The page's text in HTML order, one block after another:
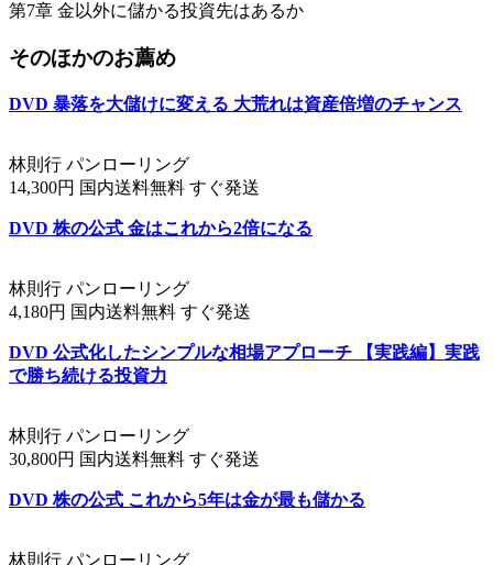
第7章 金以外に儲かる投資先はあるか
そのほかのお薦め
DVD 暴落を大儲けに変える 大荒れは資産倍増のチャンス
林則行 パンローリング
14,300円 国内送料無料 すぐ発送
DVD 株の公式 金はこれから2倍になる
林則行 パンローリング
4,180円 国内送料無料 すぐ発送
DVD 公式化したシンプルな相場アプローチ 【実践編】実践
で勝ち続ける投資力
林則行 パンローリング
30,800円 国内送料無料 すぐ発送
DVD 株の公式 これから5年は金が最も儲かる
林則行 パンローリング